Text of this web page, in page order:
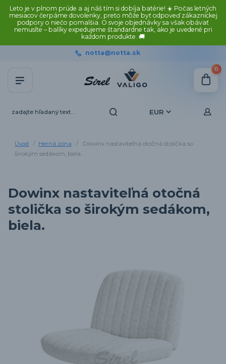
Leto je v plnom prúde a aj náš tím si dobíja batérie! ☀️ Počas letných
mesiacov čerpáme dovolenky, preto môže byť odpoveď zákazníckej
podpory o niečo pomalšia. O svoje objednávky sa však obávať
nemusíte – balíky expedujeme štandardne tak, ako je uvedené pri
každom produkte. 🚚
EUR
notta@notta.sk
0
Úvod Herná zóna
Dowinx nastaviteľná otočná stolička so
širokým sedákom, biela.
Dowinx nastaviteľná otočná
stolička so širokým sedákom,
biela.